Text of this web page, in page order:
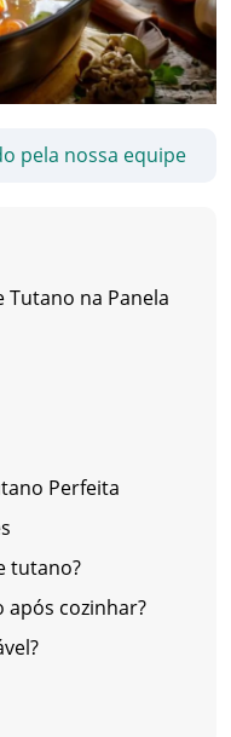
pela nossa equipe
Tutano na Panela
Perfeita
tutano?
após cozinhar?